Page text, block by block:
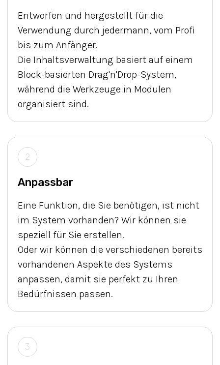
Entworfen und hergestellt für die
Verwendung durch jedermann, vom Profi
bis zum Anfänger.
Die Inhaltsverwaltung basiert auf einem
Block-basierten Drag'n'Drop-System,
während die Werkzeuge in Modulen
organisiert sind.
2
Anpassbar
Eine Funktion, die Sie benötigen, ist nicht
im System vorhanden? Wir können sie
speziell für Sie erstellen.
Oder wir können die verschiedenen bereits
vorhandenen Aspekte des Systems
anpassen, damit sie perfekt zu Ihren
Bedürfnissen passen.
3